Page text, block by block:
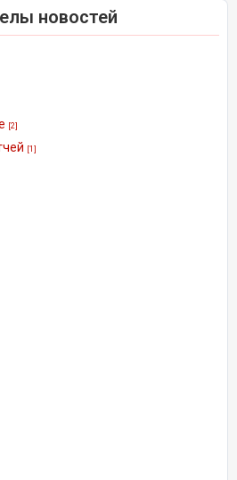
новостей
[2]
[1]